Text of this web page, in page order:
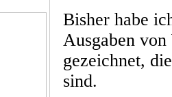
Bisher habe
Ausgaben
gezeichnet,
sind.